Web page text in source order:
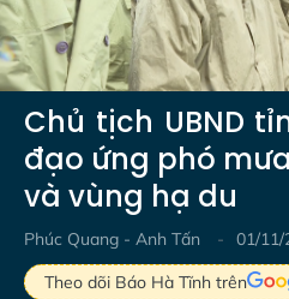
Chủ tịch UBND
đạo ứng phó
và vùng hạ du
Phúc Quang - Anh Tấn
01/11/
Theo dõi Báo Hà Tĩnh trên